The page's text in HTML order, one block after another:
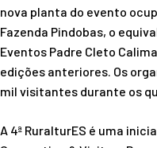
nova planta do evento
Fazenda Pindobas, o
Eventos Padre Cleto
edições anteriores. Os
mil visitantes durante os
A 4ª RuralturES é uma